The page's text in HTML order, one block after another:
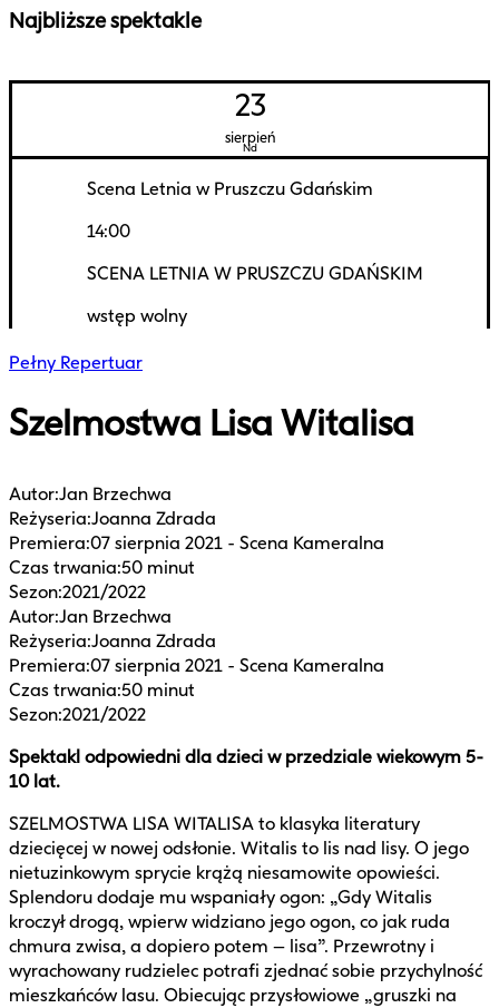
Najbliższe spektakle
23
sierpień
Nd
Scena Letnia w Pruszczu Gdańskim
14:00
SCENA LETNIA W PRUSZCZU GDAŃSKIM
wstęp wolny
Pełny Repertuar
Szelmostwa Lisa Witalisa
Autor:Jan Brzechwa
Reżyseria:Joanna Zdrada
Premiera:07 sierpnia 2021 - Scena Kameralna
Czas trwania:50 minut
Sezon:2021/2022
Autor:Jan Brzechwa
Reżyseria:Joanna Zdrada
Premiera:07 sierpnia 2021 - Scena Kameralna
Czas trwania:50 minut
Sezon:2021/2022
Spektakl odpowiedni dla dzieci w przedziale wiekowym 5-
10 lat.
SZELMOSTWA LISA WITALISA to klasyka literatury
dziecięcej w nowej odsłonie. Witalis to lis nad lisy. O jego
nietuzinkowym sprycie krążą niesamowite opowieści.
Splendoru dodaje mu wspaniały ogon: „Gdy Witalis
kroczył drogą, wpierw widziano jego ogon, co jak ruda
chmura zwisa, a dopiero potem – lisa”. Przewrotny i
wyrachowany rudzielec potrafi zjednać sobie przychylność
mieszkańców lasu. Obiecując przysłowiowe „gruszki na